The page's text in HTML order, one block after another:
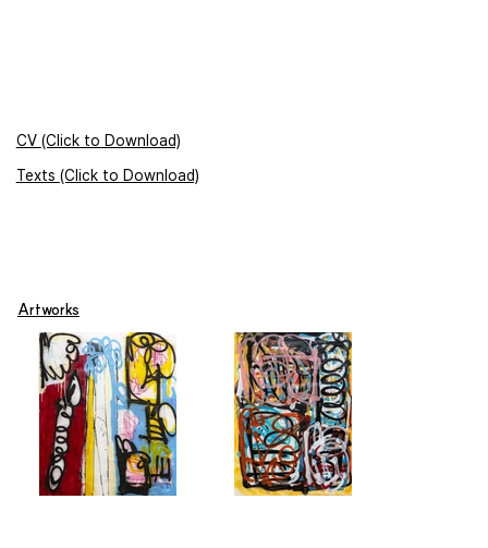
Artworks
CV (Click to Download)
Texts (Click to Download)